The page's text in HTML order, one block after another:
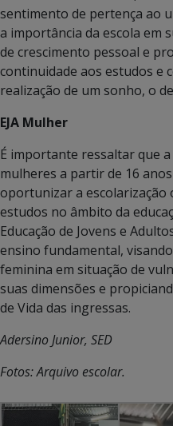
sentimento de pertença ao
a importância da escola em
de crescimento pessoal e
continuidade aos estudos e
realização de um sonho, o
EJA Mulher
É importante ressaltar que a
mulheres a partir de 16
oportunizar a escolarização
estudos no âmbito da
Educação de Jovens e
ensino fundamental,
feminina em situação de
suas dimensões e
de Vida das ingressas.
Adersino Junior, SED
Fotos: Arquivo escolar.